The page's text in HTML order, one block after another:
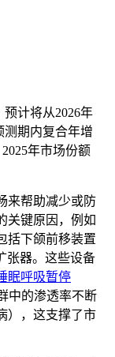
预计将从2026年
测期内复合年增
年市场份额
来帮助减少或防
关键原因，例如
括下颌前移装置
张器。这些设备
眠呼吸暂停
中的渗透率不断
），这支撑了市